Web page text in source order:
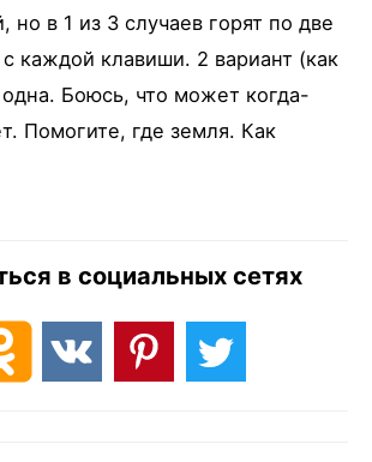
но в 1 из 3 случаев горят по две
каждой клавиши. 2 вариант (как
Боюсь, что может когда-
Помогите, где земля. Как
в социальных сетях